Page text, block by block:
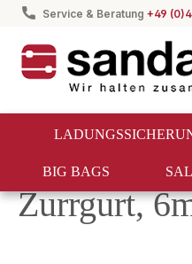
Zur
Service & Beratung +49
BIG BAGS
Ladungssicherung
Zurrgurt,